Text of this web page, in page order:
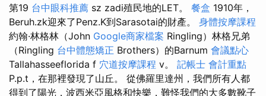
第19 台中眼科推薦 sz zadi殖民地的LET。 餐盒 1910年，
Beruh.zk迎來了Penz.K到Sarasotai的財產。 身體按摩課程
約翰·林格林（John Google商家檔案 Ringling）林格兄弟
（Ringling 台中體態矯正 Brothers）的Barnum 會議點心
Tallahasseeflorida f 穴道按摩課程 v。 記帳士 會計重點
P.p.t，在那裡發現了山丘。 從佛羅里達州，我們所有人都
得到了陽光，波西米亞風格和快樂，難怪我們的大多數靴子